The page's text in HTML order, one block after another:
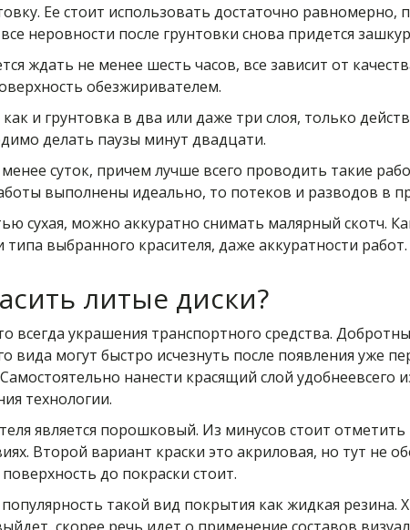
Ее стоит использовать достаточно
неровности после грунтовки снова придется
ждать не менее шесть часов, все зависит от
обезжиривателем.
и грунтовка в два или даже три слоя, только
делать паузы минут двадцати.
суток, причем лучше всего проводить такие
выполнены идеально, то потеков и разводов в
сухая, можно аккуратно снимать малярный скотч.
типа выбранного красителя, даже аккуратности работ.
литые диски?
всегда украшения транспортного средства.
вида могут быстро исчезнуть после появления уже
нанести красящий слой удобнеевсего
технологии.
является порошковый. Из минусов стоит
Второй вариант краски это акриловая, но тут не
до покраски стоит.
такой вид покрытия как жидкая